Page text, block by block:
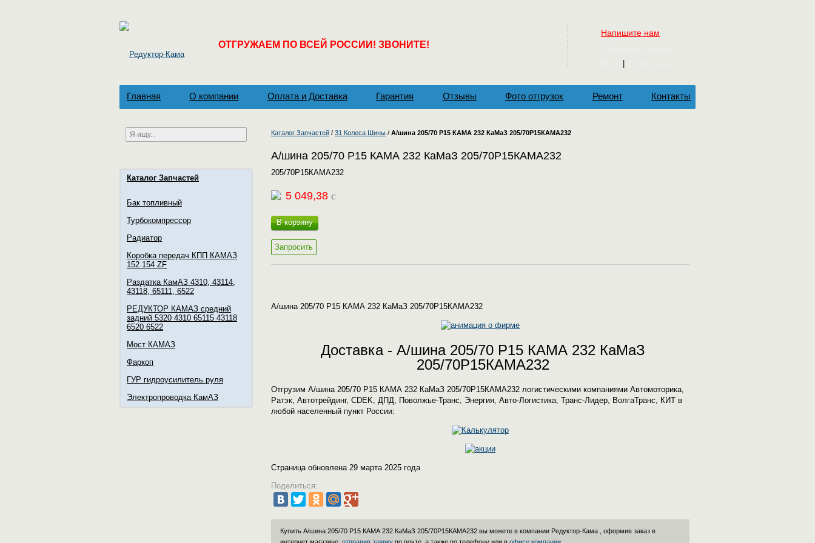
ОТГРУЖАЕМ ПО ВСЕЙ РОССИИ! ЗВОНИТЕ!
Напишите нам
Главная О компании Оплата и Доставка Гарантия Отзывы Фото отгрузок Ремонт Контакты
Каталог Запчастей
Бак топливный
Турбокомпрессор
Радиатор
Коробка передач КПП КАМАЗ
152 154 ZF
Раздатка КамАЗ 4310, 43114,
43118, 65111, 6522
РЕДУКТОР КАМАЗ средний
задний 5320 4310 65115 43118
6520 6522
Мост КАМАЗ
Фаркоп
ГУР гидроусилитель руля
Электропроводка КамАЗ
Каталог Запчастей / 31 Колеса Шины / А/шина 205/70 Р15 КАМА 232 КаМаЗ 205/70Р15КАМА232
А/шина 205/70 Р15 КАМА 232 КаМаЗ 205/70Р15КАМА232
205/70Р15КАМА232
5 049,38 c
В корзину
Запросить
А/шина 205/70 Р15 КАМА 232 КаМаЗ 205/70Р15КАМА232
Доставка - А/шина 205/70 Р15 КАМА 232 КаМаЗ
205/70Р15КАМА232
Отгрузим А/шина 205/70 Р15 КАМА 232 КаМаЗ 205/70Р15КАМА232 логистическими компаниями Автомоторика,
Ратэк, Автотрейдинг, CDEK, ДПД, Поволжье-Транс, Энергия, Авто-Логистика, Транс-Лидер, ВолгаТранс, КИТ в
любой населенный пункт России:
Страница обновлена 29 марта 2025 года
Поделиться:
Купить А/шина 205/70 Р15 КАМА 232 КаМаЗ 205/70Р15КАМА232 вы можете в компании Редуктор-Кама , оформив заказ в